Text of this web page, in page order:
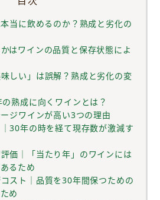
当に飲めるのか？熟成と劣化の
はワインの品質と保存状態によ
しい」は誤解？熟成と劣化の変
熟成に向くワインとは？
ジワインが高い3つの理由
30年の時を経て現存数が激減す
価｜「当たり年」のワインには
るため
スト｜品質を30年間保つための
め